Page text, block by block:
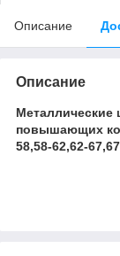
Описание
Описание
Металлические
повышающих
58,58-62,62-